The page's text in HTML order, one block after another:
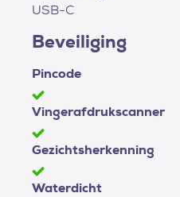
USB-C
Beveiliging
Pincode
Vingerafdrukscanner
Gezichtsherkenning
Waterdicht